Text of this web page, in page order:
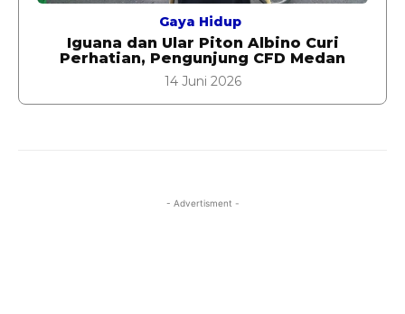
Gaya Hidup
Iguana dan Ular Piton Albino Curi
Perhatian, Pengunjung CFD Medan
14 Juni 2026
- Advertisment -